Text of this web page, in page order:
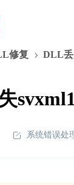
修复 DLL
系统错误处